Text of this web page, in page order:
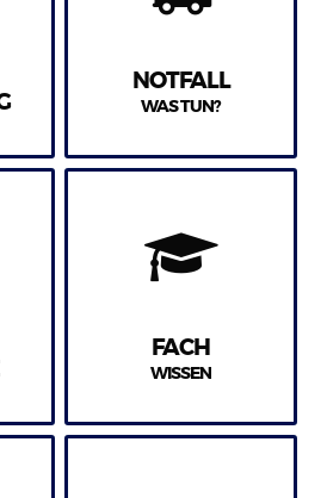
NOTFALL
WAS TUN?
FACH
WISSEN